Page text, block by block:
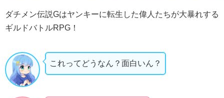
ダチメン伝説Gはヤンキーに転生した偉人たちが大暴れする
ギルドバトルRPG！
これってどうなん？面白いん？